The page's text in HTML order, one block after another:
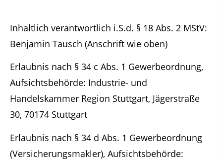
Inhaltlich verantwortlich i.S.d. § 18 Abs. 2 MStV:
Benjamin Tausch (Anschrift wie oben)
Erlaubnis nach § 34 c Abs. 1 Gewerbeordnung,
Aufsichtsbehörde: Industrie- und
Handelskammer Region Stuttgart, Jägerstraße
30, 70174 Stuttgart
Erlaubnis nach § 34 d Abs. 1 Gewerbeordnung
(Versicherungsmakler), Aufsichtsbehörde: